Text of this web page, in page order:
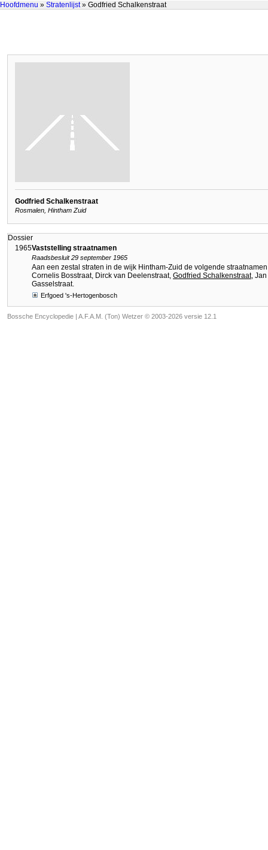
Hoofdmenu » Stratenlijst» Godfried Schalkenstraat
Godfried Schalkenstraat
Rosmalen, Hintham Zuid
Dossier
1965Vaststelling straatnamen
Raadsbesluit 29 september 1965
Aan een zestal straten in de wijk Hintham-Zuid de volgende
Cornelis Bosstraat, Dirck van Deelenstraat, Godfried Schalkenstraat,
Gasselstraat.
Erfgoed 's-Hertogenbosch
Bossche Encyclopedie | A.F.A.M. (Ton) Wetzer © 2003-2026 versie 12.1